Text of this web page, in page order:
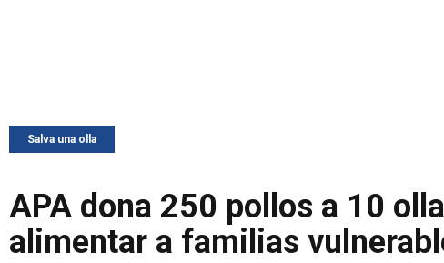
Salva una olla
APA dona 250 pollos a 10
alimentar a familias